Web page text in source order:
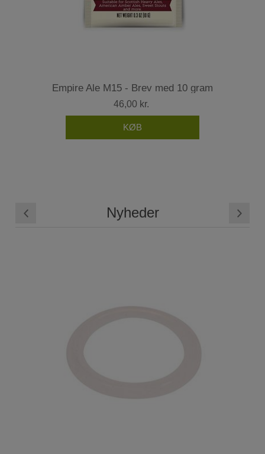
Empire Ale M15 - Brev med 10 gram
46,00 kr.
Nyheder